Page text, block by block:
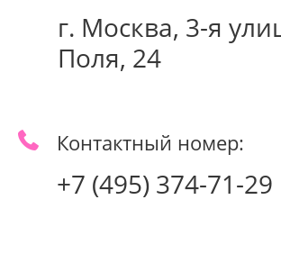
г. Москва, 3-я
Поля, 24
Контактный номер:
+7 (495) 374-71-29